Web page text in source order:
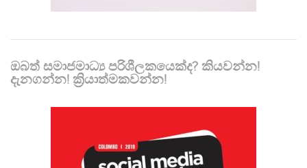
ඔබත් සමාජමාධ්‍ය පරිශීලකයෙක්ද? කියවන්න!
දැනගන්න! ක්‍රියාත්මකවන්න!